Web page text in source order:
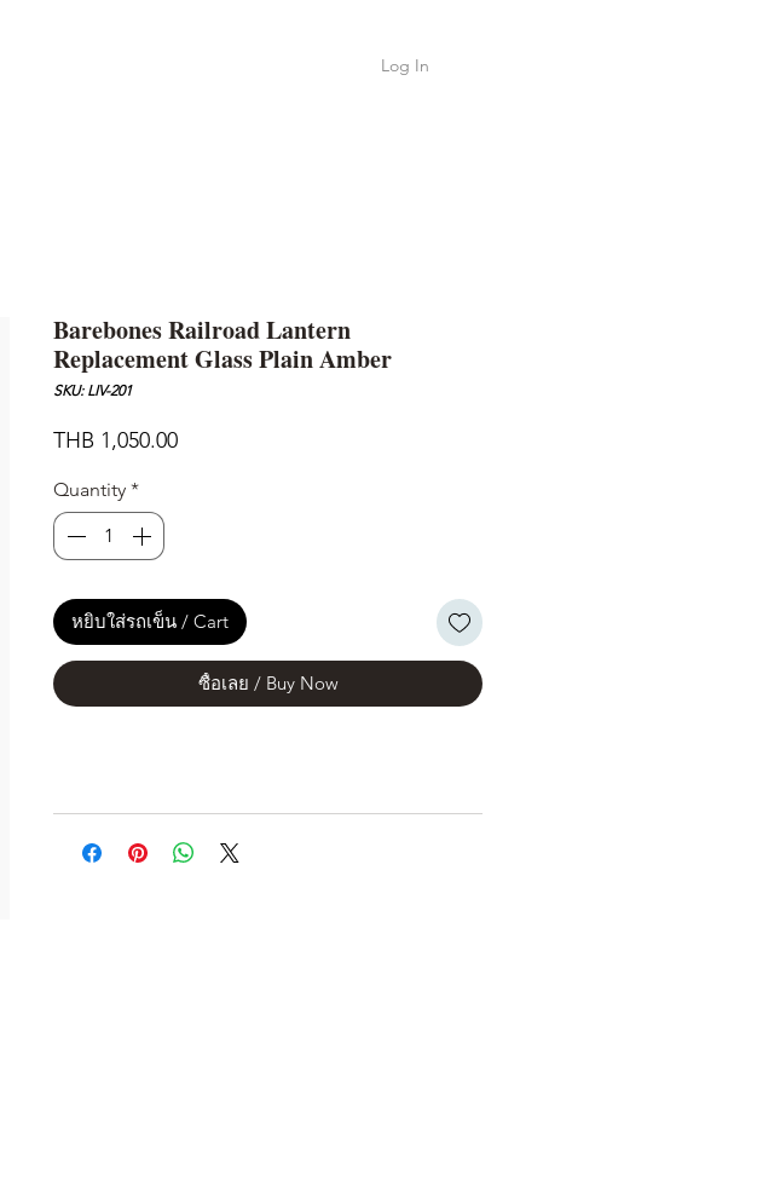
Log In
Barebones Railroad Lantern
Replacement Glass Plain Amber
SKU: LIV-201
THB 1,050.00Price
Quantity *
หยิบใส่รถเข็น / Cart
ซื้อเลย / Buy Now